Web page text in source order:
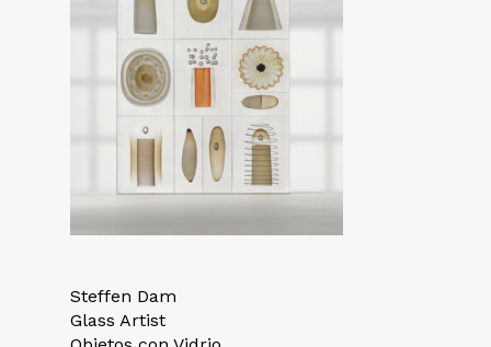
Steffen Dam
Glass Artist